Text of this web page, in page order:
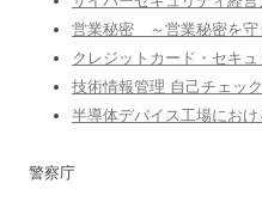
営業秘密 ～営業秘密を守
クレジットカード・セキ
技術情報管理 自己チェッ
半導体デバイス工場にお
警察庁